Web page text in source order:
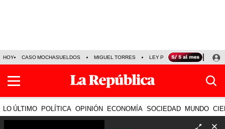
HOY CASO MOCHASUELDOS MIGUEL TORRES LEY PULPÍN PRECIO DEL
LO ÚLTIMO POLÍTICA OPINIÓN ECONOMÍA SOCIEDAD MUNDO